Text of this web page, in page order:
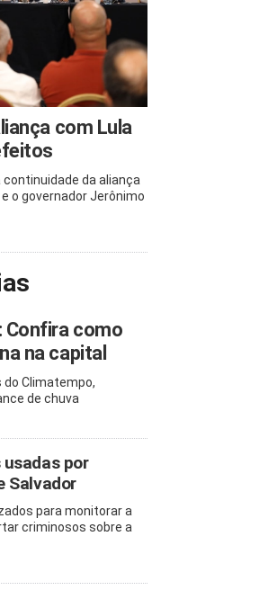
com Lula
da aliança
o governador Jerônimo
Confira como
na capital
Climatempo,
de chuva
por
Salvador
para monitorar a
criminosos sobre a